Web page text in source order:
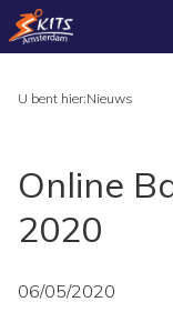
U bent hier:Nieuws
Online
2020
06/05/2020